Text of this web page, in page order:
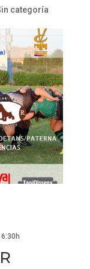
categoría